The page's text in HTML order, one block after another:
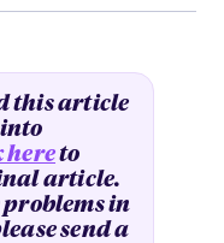
this article
hereto
article.
problems in
send a